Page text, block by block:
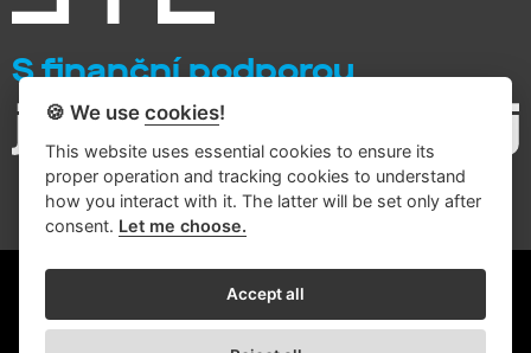
S finanční podporou
© 2026 Intemac Solutions
🍪 We usecookies!
This website uses essential cookies to ensure its
proper operation and tracking cookies to understand
how you interact with it. The latter will be set only after
consent. Let me choose.
Accept all